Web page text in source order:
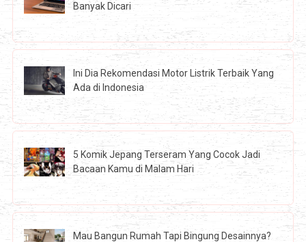
Banyak Dicari
Ini Dia Rekomendasi Motor Listrik Terbaik Yang
Ada di Indonesia
5 Komik Jepang Terseram Yang Cocok Jadi
Bacaan Kamu di Malam Hari
Mau Bangun Rumah Tapi Bingung Desainnya?